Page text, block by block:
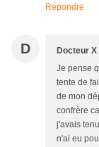
Répondre
D Docteur X
Je pense
tente de
de mon
confrère
j'avais
n'ai eu